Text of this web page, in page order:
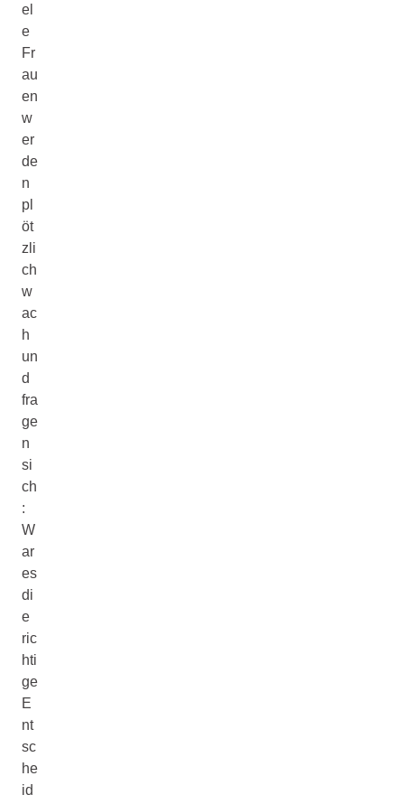
el
e
Fr
au
en
w
er
de
n
pl
öt
zli
ch
w
ac
h
un
d
fra
ge
n
si
ch
:
W
ar
es
di
e
ric
hti
ge
E
nt
sc
he
id